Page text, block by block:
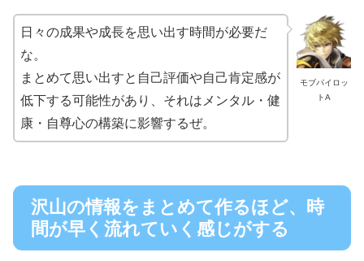
モブパイロッ
トA
日々の成果や成長を思い出す時間が必要だ
な。
まとめて思い出すと自己評価や自己肯定感が
低下する可能性があり、それはメンタル・健
康・自尊心の構築に影響するぜ。
沢山の情報をまとめて作るほど、時
間が早く流れていく感じがする